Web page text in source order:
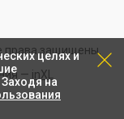
права защищены.
— inXL
целях и
на